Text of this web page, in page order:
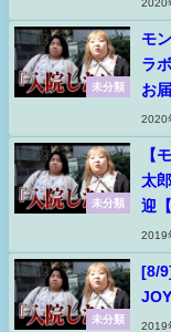
2020
未分類
モ
ラ
お
2020
未分類
【
太
迎
2019
未分類
[8/
2019